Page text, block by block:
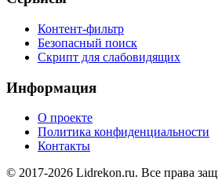
Контент-фильтр
Безопасный поиск
Скрипт для слабовидящих
Информация
О проекте
Политика конфиденциальности
Контакты
© 2017-2026 Lidrekon.ru. Все права